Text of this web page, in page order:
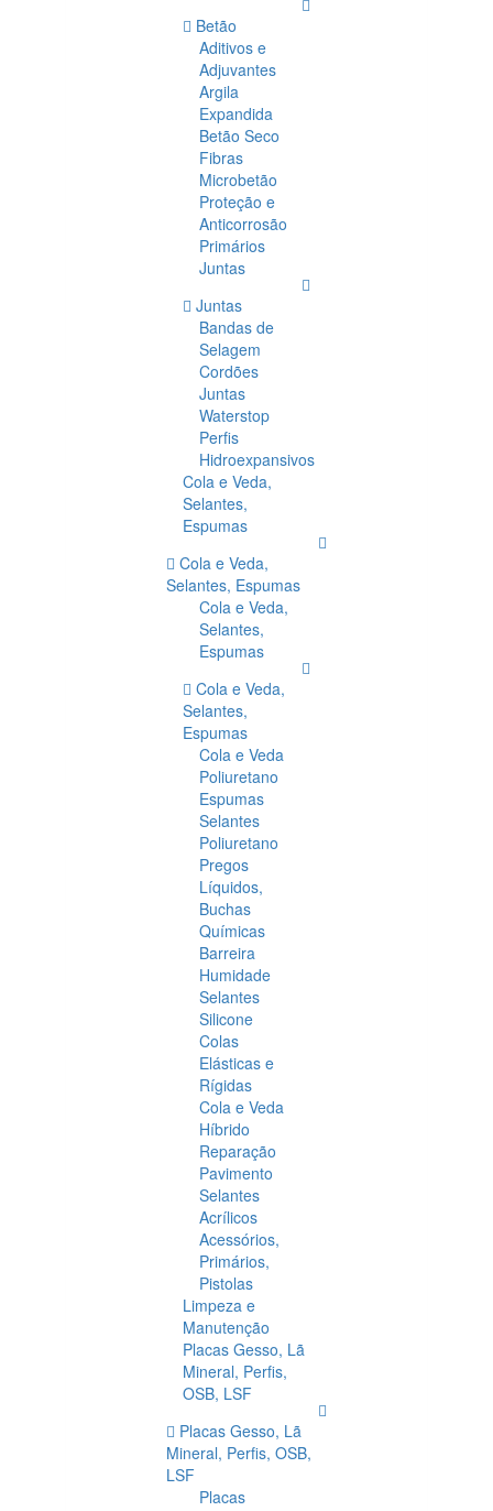
Betão
Aditivos e
Adjuvantes
Argila
Expandida
Betão Seco
Fibras
Microbetão
Proteção e
Anticorrosão
Primários
Juntas
Juntas
Bandas de
Selagem
Cordões
Juntas
Waterstop
Perfis
Hidroexpansivos
Cola e Veda,
Selantes,
Espumas
Cola e Veda,
Selantes, Espumas
Cola e Veda,
Selantes,
Espumas
Cola e Veda,
Selantes,
Espumas
Cola e Veda
Poliuretano
Espumas
Selantes
Poliuretano
Pregos
Líquidos,
Buchas
Químicas
Barreira
Humidade
Selantes
Silicone
Colas
Elásticas e
Rígidas
Cola e Veda
Híbrido
Reparação
Pavimento
Selantes
Acrílicos
Acessórios,
Primários,
Pistolas
Limpeza e
Manutenção
Placas Gesso, Lã
Mineral, Perfis,
OSB, LSF
Placas Gesso, Lã
Mineral, Perfis, OSB,
LSF
Placas